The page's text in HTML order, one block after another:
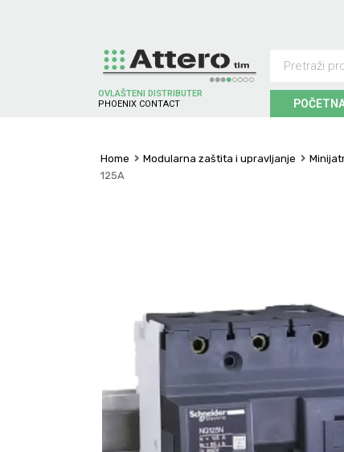
OVLAŠTENI DISTRIBUTER
P H O EN X CO NTACT
Home Modularna zaštita i upravljanje
125A